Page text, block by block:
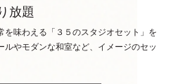
放題
を味わえる「３５のスタジオセット」を
ルやモダンな和室など、イメージのセッ